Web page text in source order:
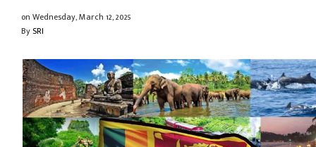
on Wednesday, March 12, 2025
By SRI